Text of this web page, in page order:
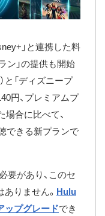
」と連携した料
ン」の提供も開始
と「ディズニープ
円、プレミアムプ
場合に比べて、
できる新プランで
要があり、このセ
りません。 Hulu
ップグレードでき